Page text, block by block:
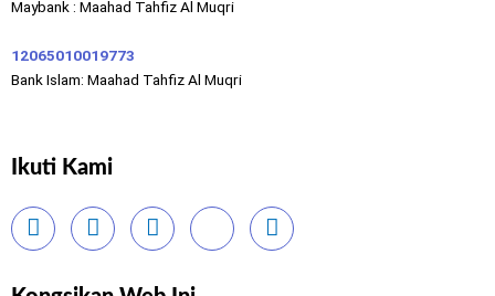
Maybank : Maahad Tahfiz Al Muqri
12065010019773
Bank Islam: Maahad Tahfiz Al Muqri
Ikuti Kami